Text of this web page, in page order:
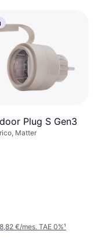
Plug S Gen3
Matter
€/mes. TAE 0%¹